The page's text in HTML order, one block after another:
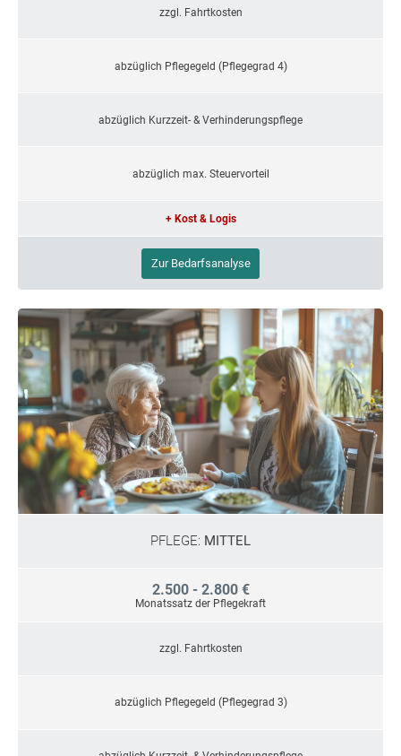
zzgl. Fahrtkosten
abzüglich Pflegegeld (Pflegegrad 4)
abzüglich Kurzzeit- & Verhinderungspflege
abzüglich max. Steuervorteil
+ Kost & Logis
Zur Bedarfsanalyse
PFLEGE: MITTEL
2.500 - 2.800 €
Monatssatz der Pflegekraft
zzgl. Fahrtkosten
abzüglich Pflegegeld (Pflegegrad 3)